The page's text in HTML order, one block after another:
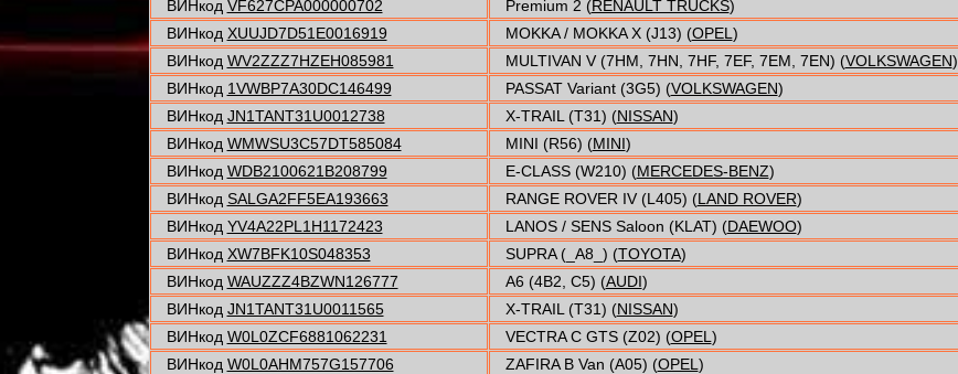
ВИНкод VF627CPA000000702 Premium 2 (RENAULT TRUCKS)
ВИНкод XUUJD7D51E0016919 MOKKA / MOKKA X (J13) (OPEL )
ВИНкод WV2ZZZ7HZEH085981 MULTIVAN V (7HM, 7HN, 7HF, 7EF, 7EM, 7EN) (VOLKSWAGEN)
ВИНкод 1VWBP7A30DC146499 PASSAT Variant (3G5) (VOLKSWAGEN)
ВИНкод JN1TANT31U0012738 X-TRAIL (T31) (NISSAN)
ВИНкод WMWSU3C57DT585084 MINI (R56) (MINI)
ВИНкод WDB2100621B208799 E-CLASS (W210) (MERCEDES-BENZ)
ВИНкод SALGA2FF5EA193663 RANGE ROVER IV (L405) (LAND ROVER)
ВИНкод YV4A22PL1H1172423 LANOS / SENS Saloon (KLAT) (DAEWOO)
ВИНкод XW7BFK10S048353 SUPRA (_A8_) (TOYOTA)
ВИНкод WAUZZZ4BZWN126777 A6 (4B2, C5) (AUDI)
ВИНкод JN1TANT31U0011565 X-TRAIL (T31) (NISSAN)
ВИНкод W0L0ZCF6881062231 VECTRA C GTS (Z02) (OPEL )
ВИНкод W0L0AHM757G157706 ZAFIRA B Van (A05) (OPEL )